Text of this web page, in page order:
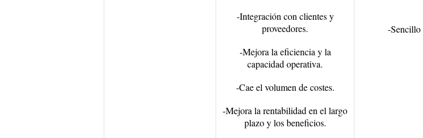
-Integración con clientes y
proveedores.
-Mejora la eficiencia y la
capacidad operativa.
-Cae el volumen de costes.
-Mejora la rentabilidad en el largo
plazo y los beneficios.
-Sencillo